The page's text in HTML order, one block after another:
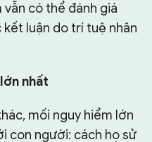
vẫn có thể đánh giá
luận do trí tuệ nhân
ớn nhất
mối nguy hiểm lớn
con người: cách họ sử